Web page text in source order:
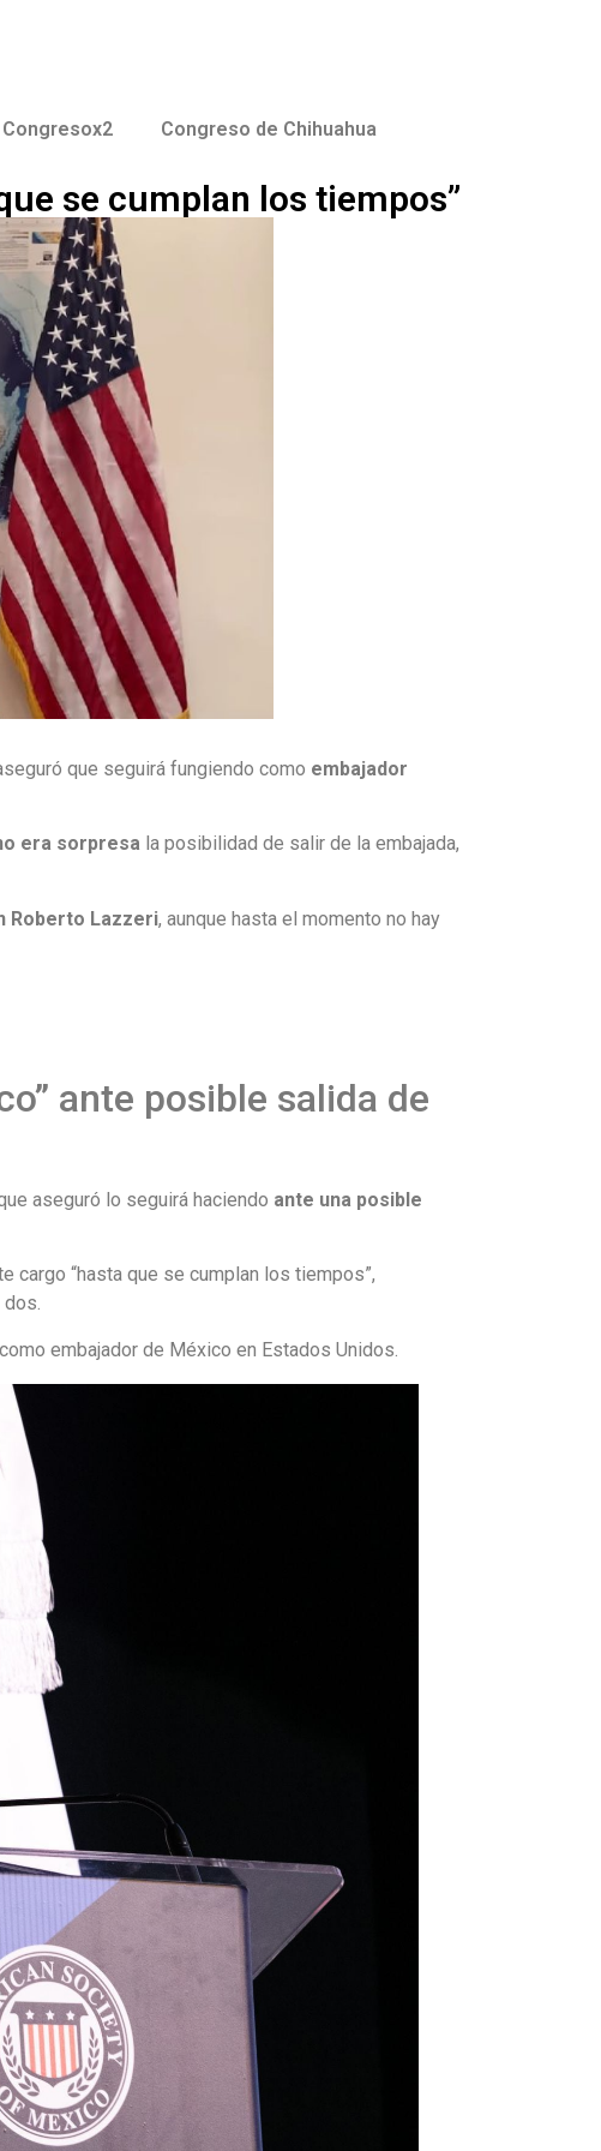
Congresox2 Congreso de Chihuahua
se cumplan los tiempos”
que seguirá fungiendo como embajador
era sorpresa la posibilidad de salir de la embajada,
Roberto Lazzeri, aunque hasta el momento no hay
ante posible salida de
aseguró lo seguirá haciendo ante una posible
cargo “hasta que se cumplan los tiempos”,
dos.
embajador de México en Estados Unidos.